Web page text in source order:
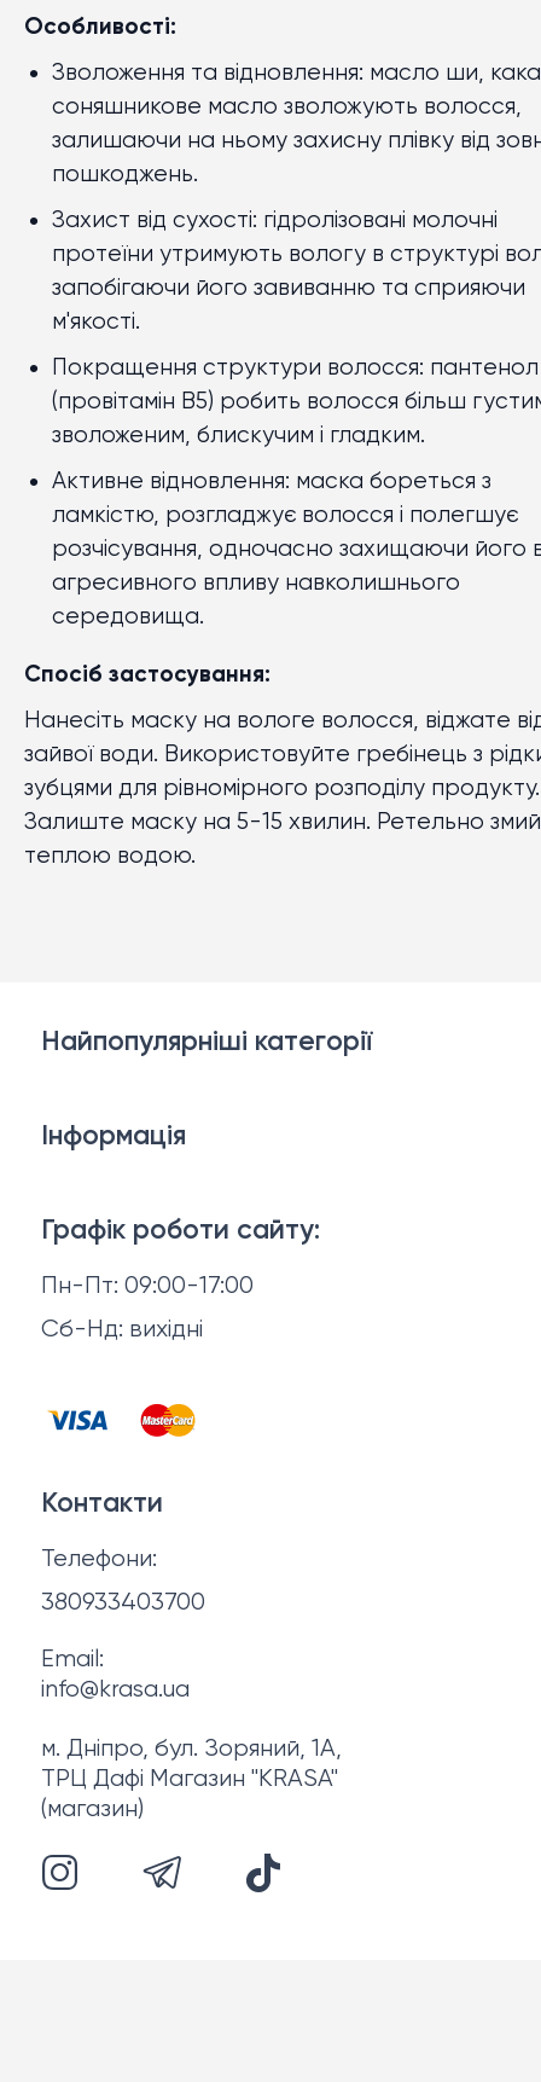
Особливості:
Зволоження та відновлення: масло ши,
соняшникове масло зволожують волосся,
залишаючи на ньому захисну плівку від
пошкоджень.
Захист від сухості: гідролізовані молочні
протеїни утримують вологу в структурі
запобігаючи його завиванню та сприяючи
м'якості.
Покращення структури волосся: пантенол
(провітамін B5) робить волосся більш
зволоженим, блискучим і гладким.
Активне відновлення: маска бореться з
ламкістю, розгладжує волосся і полегшує
розчісування, одночасно захищаючи його
агресивного впливу навколишнього
середовища.
Спосіб застосування:
Нанесіть маску на вологе волосся, віджате
зайвої води. Використовуйте гребінець з
зубцями для рівномірного розподілу продукту.
Залиште маску на 5-15 хвилин. Ретельно
теплою водою.
Графік роботи сайту:
Пн-Пт: 09:00-17:00
Сб-Нд: вихідні
Найпопулярніші категорії
Макіяж
Волосся
Чоловіча косметика
Косметика для манікюру та педикюру
Інформація
Відгуки
Договір оферти
Політика конфіденційності
Про нас
Контакти
Телефони:
380933403700
Email:
info@krasa.ua
м. Дніпро, бул. Зоряний, 1А,
ТРЦ Дафі Магазин "KRASA"
(магазин)